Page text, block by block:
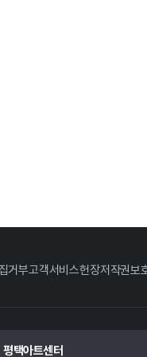
거부고객서비스헌장저작권보
평택아트센터